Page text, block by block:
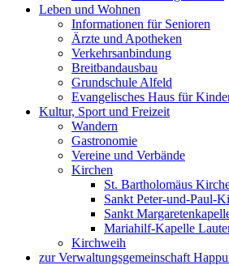
Leben und Wohnen
Informationen für Senioren
Ärzte und Apotheken
Verkehrsanbindung
Breitbandausbau
Grundschule Alfeld
Evangelisches Haus für
Kultur, Sport und Freizeit
Wandern
Gastronomie
Vereine und Verbände
Kirchen
St. Bartholomäus
Sankt Peter-und-Paul-
Sankt
Mariahilf-Kapelle
Kirchweih
zur Verwaltungsgemeinschaft